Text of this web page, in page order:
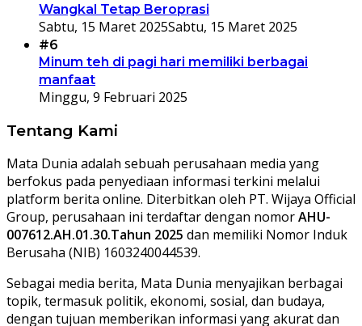
Wangkal Tetap Beroprasi
Sabtu, 15 Maret 2025Sabtu, 15 Maret 2025
#6
Minum teh di pagi hari memiliki berbagai
manfaat
Minggu, 9 Februari 2025
Tentang Kami
Mata Dunia adalah sebuah perusahaan media yang
berfokus pada penyediaan informasi terkini melalui
platform berita online. Diterbitkan oleh PT. Wijaya Official
Group, perusahaan ini terdaftar dengan nomorAHU-
007612.AH.01.30.Tahun 2025 dan memiliki Nomor Induk
Berusaha (NIB) 1603240044539.
Sebagai media berita, Mata Dunia menyajikan berbagai
topik, termasuk politik, ekonomi, sosial, dan budaya,
dengan tujuan memberikan informasi yang akurat dan